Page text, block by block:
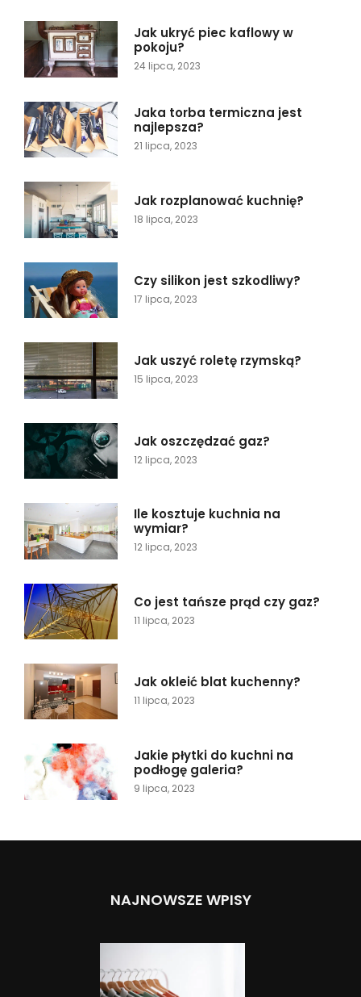
Jak ukryć piec kaflowy w
pokoju?
24 lipca, 2023
Jaka torba termiczna jest
najlepsza?
21 lipca, 2023
Jak rozplanować kuchnię?
18 lipca, 2023
Czy silikon jest szkodliwy?
17 lipca, 2023
Jak uszyć roletę rzymską?
15 lipca, 2023
Jak oszczędzać gaz?
12 lipca, 2023
Ile kosztuje kuchnia na
wymiar?
12 lipca, 2023
Co jest tańsze prąd czy gaz?
11 lipca, 2023
Jak okleić blat kuchenny?
11 lipca, 2023
Jakie płytki do kuchni na
podłogę galeria?
9 lipca, 2023
NAJNOWSZE WPISY